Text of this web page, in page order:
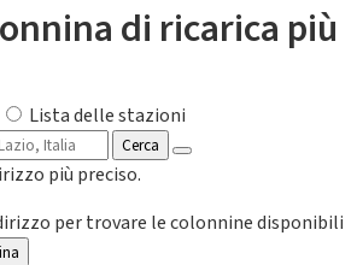
di ricarica più
Lista delle stazioni
Cerca
più preciso.
per trovare le colonnine disponibili